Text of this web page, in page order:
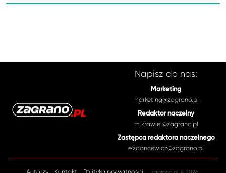
Napisz do nas:
Marketing
marketing@zagrano.pl
Redaktor naczelny
m.krawiel@zagrano.pl
Zastępca redaktora naczelnego
e.zdancewicz@zagrano.pl